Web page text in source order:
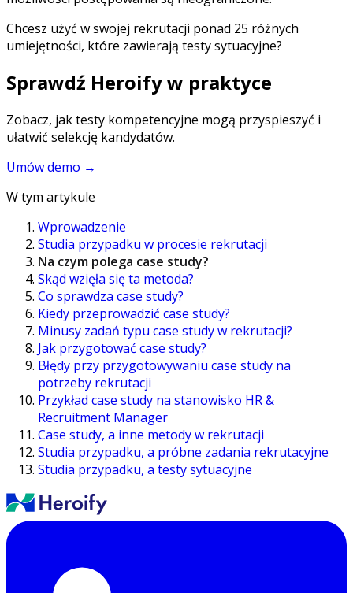
Chcesz użyć w swojej rekrutacji ponad 25 różnych
umiejętności, które zawierają testy sytuacyjne?
Sprawdź Heroify w praktyce
Zobacz, jak testy kompetencyjne mogą przyspieszyć i
ułatwić selekcję kandydatów.
Umów demo →
W tym artykule
Wprowadzenie
Studia przypadku w procesie rekrutacji
Na czym polega case study?
Skąd wzięła się ta metoda?
Co sprawdza case study?
Kiedy przeprowadzić case study?
Minusy zadań typu case study w rekrutacji?
Jak przygotować case study?
Błędy przy przygotowywaniu case study na
potrzeby rekrutacji
Przykład case study na stanowisko HR &
Recruitment Manager
Case study, a inne metody w rekrutacji
Studia przypadku, a próbne zadania rekrutacyjne
Studia przypadku, a testy sytuacyjne